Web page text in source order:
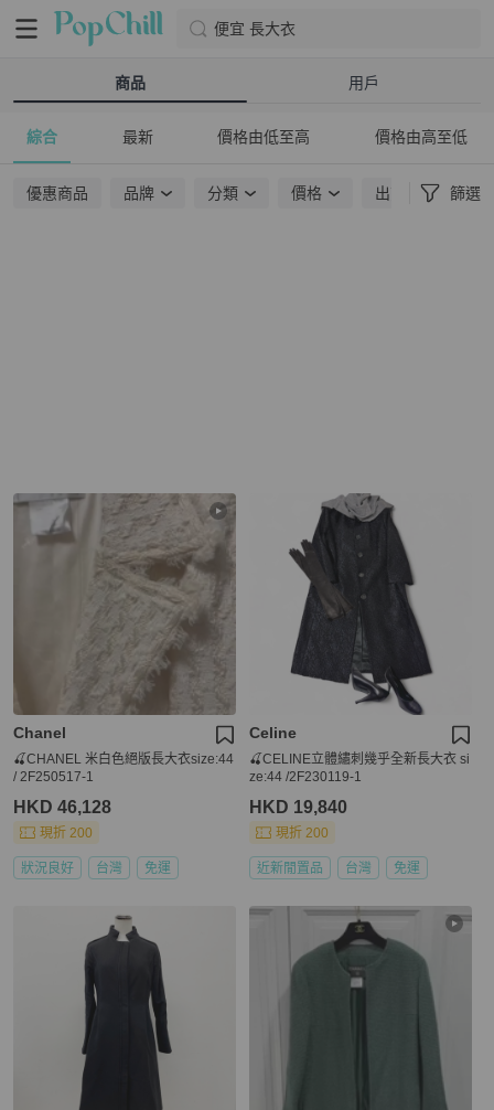
便宜 長大衣
商品 用戶
綜合 最新 價格由低至高 價格由高至低
優惠商品 品牌 分類 價格 出貨地點 篩選
Chanel
🍒CHANEL 米白色絕版長大衣size:44
/ 2F250517-1
HKD 46,128
現折 200
狀況良好 台灣 免運
Celine
🍒CELINE立體繡刺幾乎全新長大衣 si
ze:44 /2F230119-1
HKD 19,840
現折 200
近新閒置品 台灣 免運